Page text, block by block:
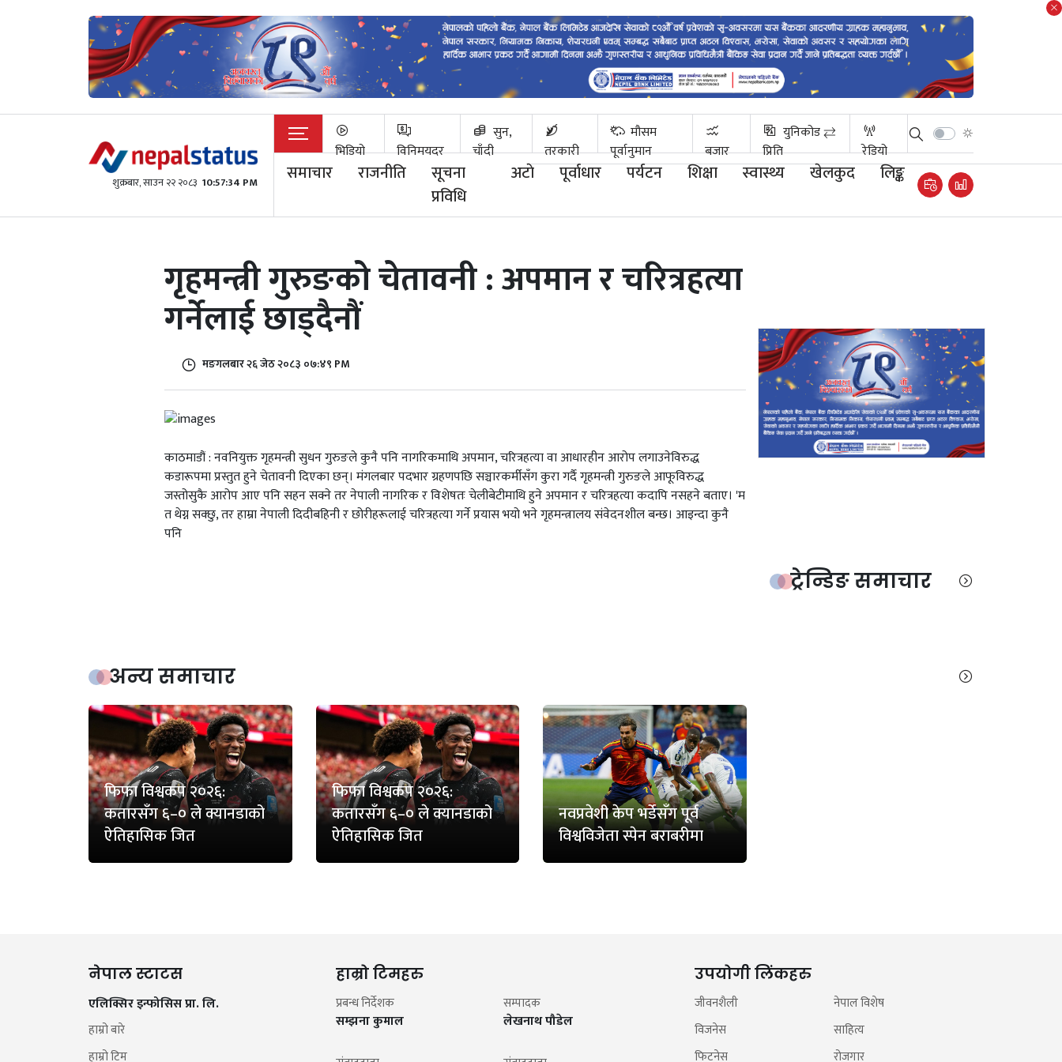
शुक्रबार​, साउन २२ २०८३ 10:57:34 PM
भिडियो विनिमयदर
सुन,
चाँदी
तरकारी
मौसम
पूर्वानुमान
बजार
युनिकोड ⇄
प्रिति
रेडियो
समाचार राजनीति
सूचना
प्रविधि
अटाे पूर्वाधार पर्यटन शिक्षा स्वास्थ्य खेलकुद लिङ्क
गृहमन्त्री गुरुङको चेतावनी : अपमान र चरित्रहत्या
गर्नेलाई छाड्दैनौं
मङगलबार २६ जेठ २०८३ ०७:४९ PM
काठमाडौं : नवनियुक्त गृहमन्त्री सुधन गुरुङले कुनै पनि नागरिकमाथि अपमान, चरित्रहत्या वा आधारहीन आरोप लगाउनेविरुद्ध
कडारूपमा प्रस्तुत हुने चेतावनी दिएका छन्। मंगलबार पदभार ग्रहणपछि सञ्चारकर्मीसँग कुरा गर्दै गृहमन्त्री गुरुङले आफूविरुद्ध
जस्तोसुकै आरोप आए पनि सहन सक्ने तर नेपाली नागरिक र विशेषतः चेलीबेटीमाथि हुने अपमान र चरित्रहत्या कदापि नसहने बताए। 'म
त थेग्न सक्छु, तर हाम्रा नेपाली दिदीबहिनी र छोरीहरूलाई चरित्रहत्या गर्ने प्रयास भयो भने गृहमन्त्रालय संवेदनशील बन्छ। आइन्दा कुनै
पनि
ट्रेन्डिङ समाचार
अन्य समाचार
फिफा विश्वकप २०२६:
कतारसँग ६–० ले क्यानडाको
ऐतिहासिक जित
फिफा विश्वकप २०२६:
कतारसँग ६–० ले क्यानडाको
ऐतिहासिक जित
नवप्रवेशी केप भर्डेसँग पूर्व
विश्वविजेता स्पेन बराबरीमा
नेपाल स्टाटस
एलिक्सिर इन्फोसिस प्रा. लि.
हाम्रो बारे
हाम्रो टिम
हाम्रो टिमहरु
प्रबन्ध निर्देशक
सम्झना कुमाल
सम्पादक
लेखनाथ पौडेल
उपयोगी लिंकहरु
जीवनशैली
नेपाल विशेष
विजनेस
साहित्य
फिटनेस
रोजगार